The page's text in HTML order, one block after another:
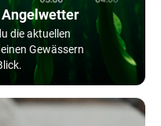
die aktuellen
Gewässern